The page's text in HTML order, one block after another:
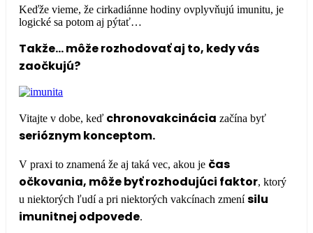
Keďže vieme, že cirkadiánne hodiny ovplyvňujú imunitu, je
logické sa potom aj pýtať…
Takže… môže rozhodovať aj to, kedy vás
zaočkujú?
Vitajte v dobe, keď chronovakcinácia začína byť
serióznym konceptom.
V praxi to znamená že aj taká vec, akou je čas
očkovania, môže byť rozhodujúci faktor, ktorý
u niektorých ľudí a pri niektorých vakcínach zmenísilu
imunitnej odpovede.